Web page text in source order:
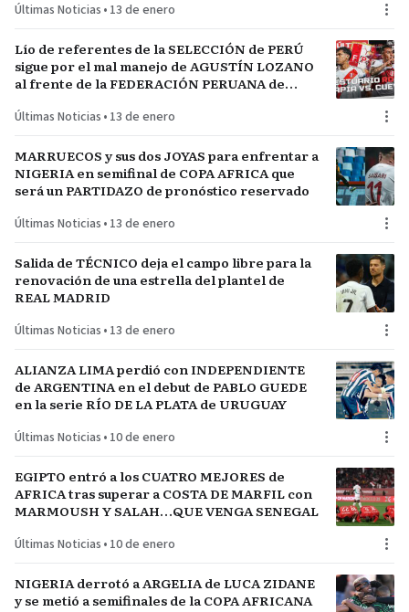
Últimas Noticias • 13 de enero
Lío de referentes de la SELECCIÓN de PERÚ
sigue por el mal manejo de AGUSTÍN LOZANO
al frente de la FEDERACIÓN PERUANA de
Últimas Noticias • 13 de enero
MARRUECOS y sus dos JOYAS para enfrentar a
NIGERIA en semifinal de COPA AFRICA que
será un PARTIDAZO de pronóstico reservado
Últimas Noticias • 13 de enero
Salida de TÉCNICO deja el campo libre para la
renovación de una estrella del plantel de
REAL MADRID
Últimas Noticias • 13 de enero
ALIANZA LIMA perdió con INDEPENDIENTE
de ARGENTINA en el debut de PABLO GUEDE
en la serie RÍO DE LA PLATA de URUGUAY
Últimas Noticias • 10 de enero
EGIPTO entró a los CUATRO MEJORES de
AFRICA tras superar a COSTA DE MARFIL con
MARMOUSH Y SALAH…QUE VENGA SENEGAL
Últimas Noticias • 10 de enero
NIGERIA derrotó a ARGELIA de LUCA ZIDANE
y se metió a semifinales de la COPA AFRICANA